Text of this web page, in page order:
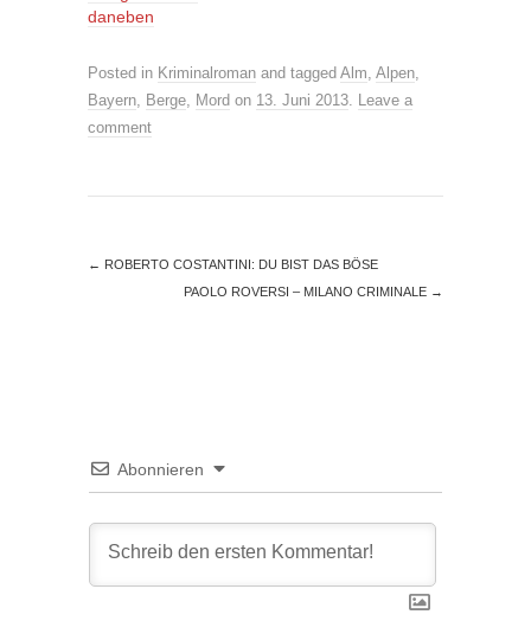
daneben
Posted in Kriminalroman and tagged Alm, Alpen,
Bayern, Berge, Mord on 13. Juni 2013. Leave a
comment
← ROBERTO COSTANTINI: DU BIST DAS BÖSE
PAOLO ROVERSI – MILANO CRIMINALE →
Abonnieren